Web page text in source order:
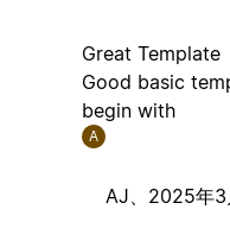
Great Template
Good basic
begin with
A
AJ、 2025年3